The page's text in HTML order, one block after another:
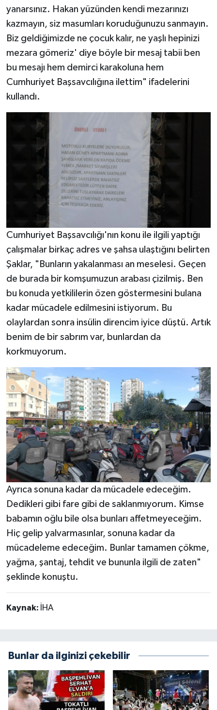
yanarsınız. Hakan yüzünden kendi mezarınızı
kazmayın, siz masumları koruduğunuzu sanmayın.
Biz geldiğimizde ne çocuk kalır, ne yaşlı hepinizi
mezara gömeriz' diye böyle bir mesaj tabii ben
bu mesajı hem demirci karakoluna hem
Cumhuriyet Başsavcılığına ilettim" ifadelerini
kullandı.
Cumhuriyet Başsavcılığı'nın konu ile ilgili yaptığı
çalışmalar birkaç adres ve şahsa ulaştığını belirten
Şaklar, "Bunların yakalanması an meselesi. Geçen
de burada bir komşumuzun arabası çizilmiş. Ben
bu konuda yetkililerin özen göstermesini bulana
kadar mücadele edilmesini istiyorum. Bu
olaylardan sonra insülin direncim iyice düştü. Artık
benim de bir sabrım var, bunlardan da
korkmuyorum.
Ayrıca sonuna kadar da mücadele edeceğim.
Dedikleri gibi fare gibi de saklanmıyorum. Kimse
babamın oğlu bile olsa bunları affetmeyeceğim.
Hiç gelip yalvarmasınlar, sonuna kadar da
mücadeleme edeceğim. Bunlar tamamen çökme,
yağma, şantaj, tehdit ve bununla ilgili de zaten"
şeklinde konuştu.
Kaynak: İHA
Bunlar da ilginizi çekebilir